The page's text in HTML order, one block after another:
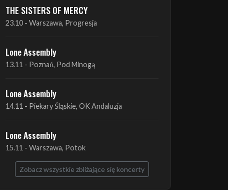
Lone Assembly
13.11 - Poznań, Pod Minogą
Lone Assembly
14.11 - Piekary Śląskie, OK Andaluzja
Lone Assembly
15.11 - Warszawa, Potok
Zobacz wszystkie zbliżające się koncerty